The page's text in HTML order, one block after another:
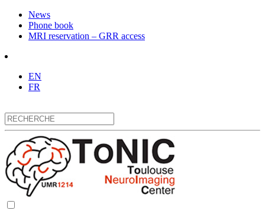
News
Phone book
MRI reservation – GRR access
EN
FR